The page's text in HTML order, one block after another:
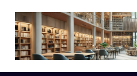
Inhalt
springen